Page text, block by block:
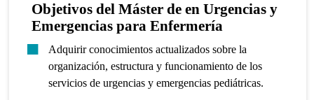
Objetivos del Máster de en Urgencias y
Emergencias para Enfermería
Adquirir conocimientos actualizados sobre la
organización, estructura y funcionamiento de los
servicios de urgencias y emergencias pediátricas.